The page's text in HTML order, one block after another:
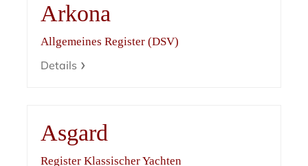
Arkona
Allgemeines Register (DSV)
Details
Asgard
Register Klassischer Yachten